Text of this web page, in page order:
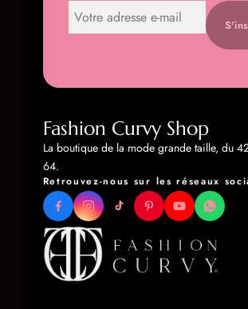
Fashion Curvy Shop
La boutique de la mode grande taille, du
64.
Retrouvez-nous sur les réseaux